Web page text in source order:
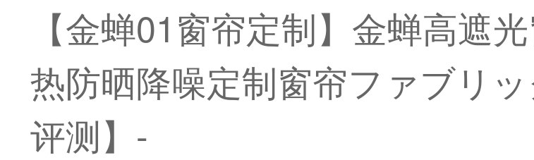
【金蝉01窗帘定制】金蝉高遮
热防晒降噪定制窗帘ファブリ
评测】-